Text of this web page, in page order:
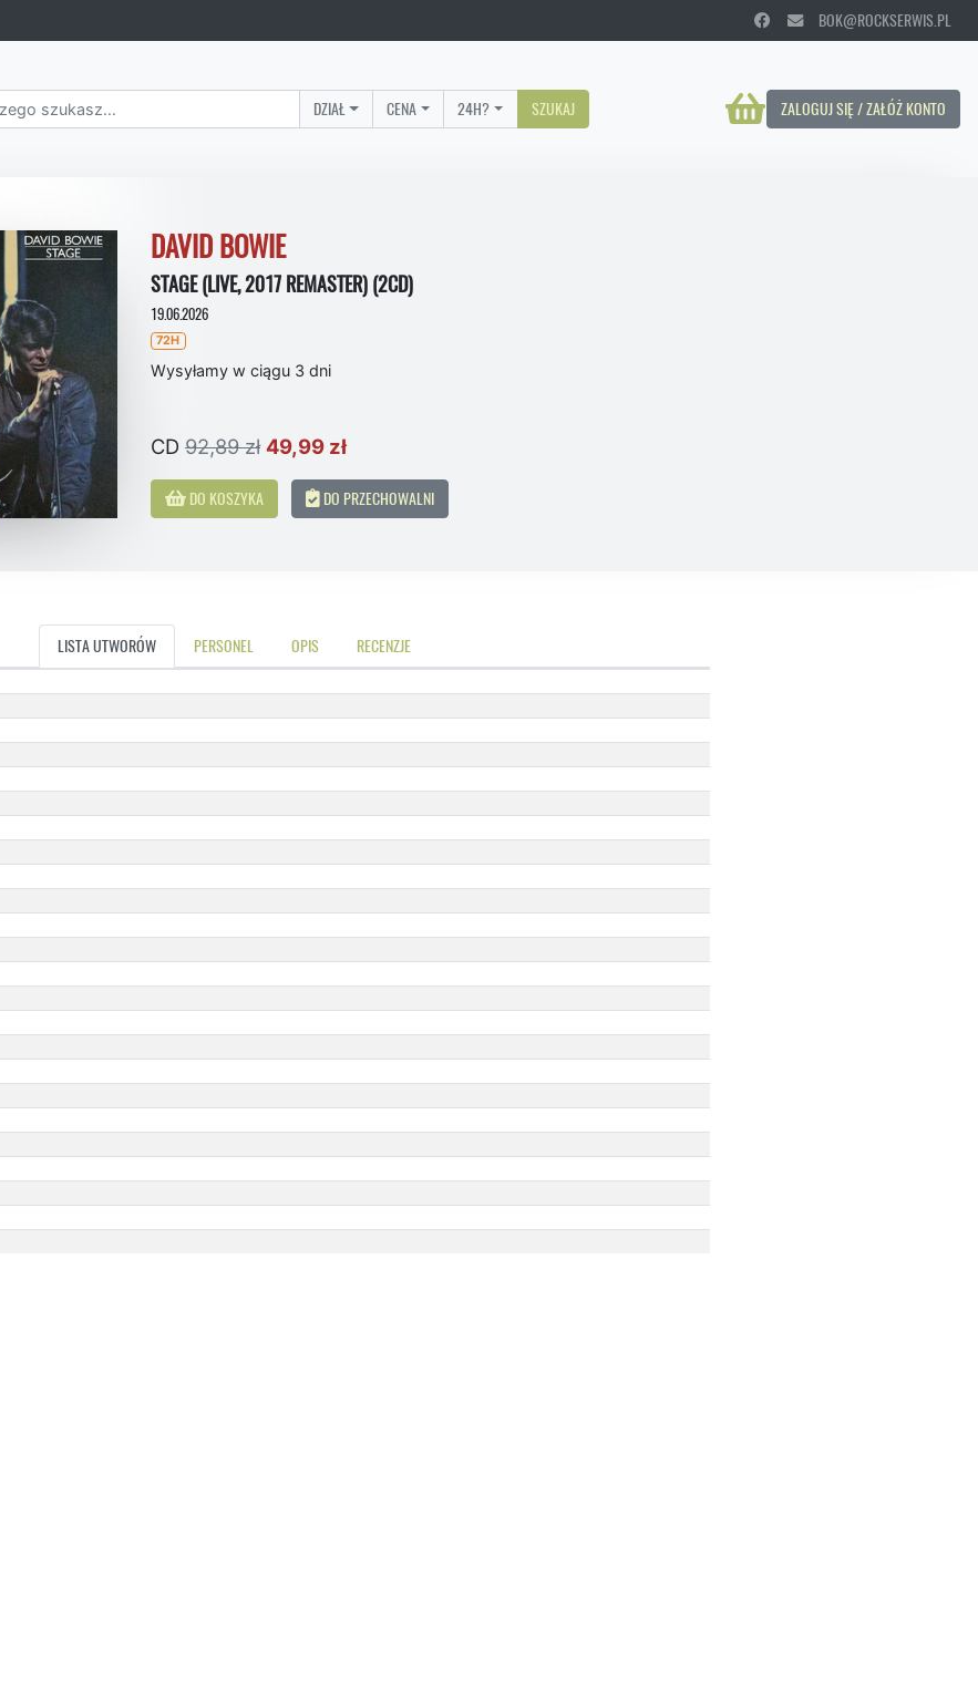
BOK@ROCKSERWIS.PL
ZALOGUJ SIĘ / ZAŁÓŻ KONTO
DZIAŁ CENA 24H? SZUKAJ
DAVID BOWIE
STAGE (LIVE, 2017 REMASTER) (2CD)
19.06.2026
72H
Wysyłamy w ciągu 3 dni
CD 92,89 zł 49,99 zł
DO KOSZYKA DO PRZECHOWALNI
LISTA UTWORÓW PERSONEL OPIS RECENZJE